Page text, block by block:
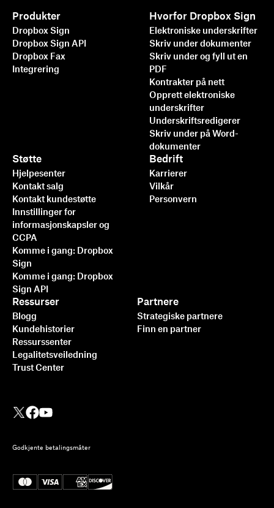
Produkter
Dropbox Sign
Dropbox Sign API
Dropbox Fax
Integrering
Hvorfor Dropbox Sign
Elektroniske underskrifter
Skriv under dokumenter
Skriv under og fyll ut en
PDF
Kontrakter på nett
Opprett elektroniske
underskrifter
Underskriftsredigerer
Skriv under på Word-
dokumenter
Støtte
Hjelpesenter
Kontakt salg
Kontakt kundestøtte
Innstillinger for
informasjonskapsler og
CCPA
Komme i gang: Dropbox
Sign
Komme i gang: Dropbox
Sign API
Ressurser
Blogg
Kundehistorier
Ressurssenter
Legalitetsveiledning
Trust Center
Partnere
Strategiske partnere
Finn en partner
Bedrift
Karrierer
Vilkår
Personvern
Godkjente betalingsmåter